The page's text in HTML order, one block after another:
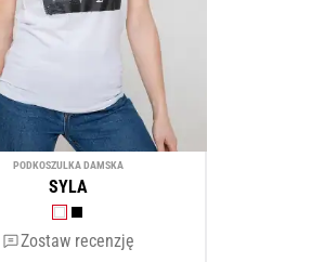
PODKOSZULKA DAMSKA
SYLA
Zostaw recenzję